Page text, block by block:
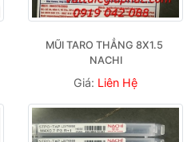
MŨI TARO THẲNG 8X1.5
NACHI
Giá: Liên Hệ